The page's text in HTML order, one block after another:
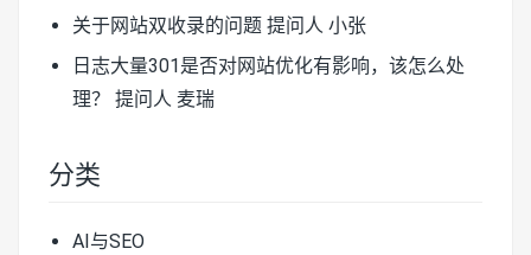
关于网站双收录的问题 提问人 小张
日志大量301是否对网站优化有影响，该怎么处
理？
提问人 麦瑞
分类
AI与SEO